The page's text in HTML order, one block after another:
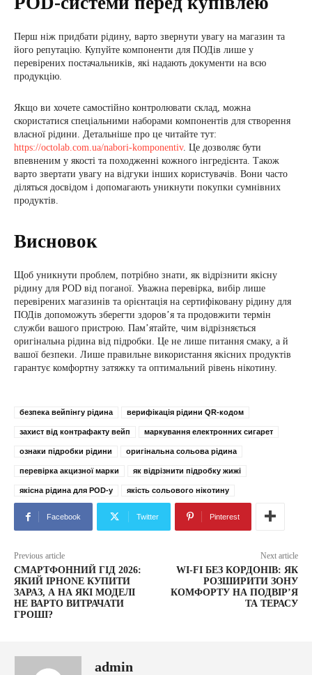
Перш ніж придбати рідину, варто звернути увагу на магазин та
його репутацію. Купуйте компоненти для ПОДів лише у
перевірених постачальників, які надають документи на всю
продукцію.
Якщо ви хочете самостійно контролювати склад, можна
скористатися спеціальними наборами компонентів для створення
власної рідини. Детальніше про це читайте тут:
https://octolab.com.ua/nabori-komponentiv. Це дозволяє бути
впевненим у якості та походженні кожного інгредієнта. Також
варто звертати увагу на відгуки інших користувачів. Вони часто
діляться досвідом і допомагають уникнути покупки сумнівних
продуктів.
Висновок
Щоб уникнути проблем, потрібно знати, як відрізнити якісну
рідину для POD від поганої. Уважна перевірка, вибір лише
перевірених магазинів та орієнтація на сертифіковану рідину для
ПОДів допоможуть зберегти здоров’я та продовжити термін
служби вашого пристрою. Пам’ятайте, чим відрізняється
оригінальна рідина від підробки. Це не лише питання смаку, а й
вашої безпеки. Лише правильне використання якісних продуктів
гарантує комфортну затяжку та оптимальний рівень нікотину.
безпека вейпінгу рідина верифікація рідини QR-кодом
захист від контрафакту вейп маркування електронних сигарет
ознаки підробки рідини оригінальна сольова рідина
перевірка акцизної марки як відрізнити підробку жижі
якісна рідина для POD-у якість сольового нікотину
Facebook Twitter Pinterest
Previous article
СМАРТФОННИЙ ГІД 2026:
ЯКИЙ IPHONE КУПИТИ
ЗАРАЗ, А НА ЯКІ МОДЕЛІ
НЕ ВАРТО ВИТРАЧАТИ
ГРОШІ?
Next article
WI-FI БЕЗ КОРДОНІВ: ЯК
РОЗШИРИТИ ЗОНУ
КОМФОРТУ НА ПОДВІР’Я
ТА ТЕРАСУ
admin